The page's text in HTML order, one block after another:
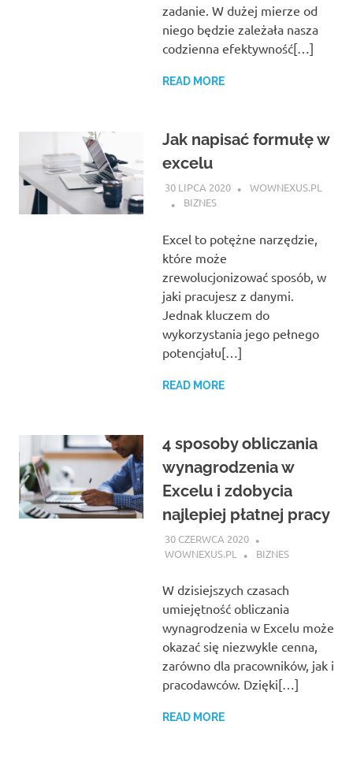
zadanie. W dużej mierze od
niego będzie zależała nasza
codzienna efektywność[…]
READ MORE
Jak napisać formułę w
excelu
30 LIPCA 2020
WOWNEXUS.PL
BIZNES
Excel to potężne narzędzie,
które może
zrewolucjonizować sposób, w
jaki pracujesz z danymi.
Jednak kluczem do
wykorzystania jego pełnego
potencjału[…]
READ MORE
4 sposoby obliczania
wynagrodzenia w
Excelu i zdobycia
najlepiej płatnej pracy
30 CZERWCA 2020
WOWNEXUS.PL
BIZNES
W dzisiejszych czasach
umiejętność obliczania
wynagrodzenia w Excelu może
okazać się niezwykle cenna,
zarówno dla pracowników, jak i
pracodawców. Dzięki[…]
READ MORE